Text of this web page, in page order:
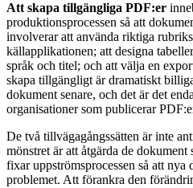
Att skapa tillgängliga PDF:er
produktionsprocessen så att
involverar att använda riktiga
källapplikationen; att designa
språk och titel; och att välja en
skapa tillgängligt är dramatiskt
dokument senare, och det är det
organisationer som publicerar
De två tillvägagångssätten är inte
mönstret är att åtgärda de dokument
fixar uppströmsprocessen så att nya
problemet. Att förankra den